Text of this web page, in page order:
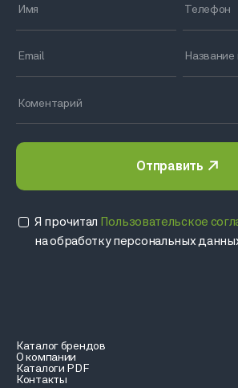
Каталог брендов
О компании
Каталоги PDF
Контакты
Отправить
Я прочитал Пользовательское
на обработку персональных